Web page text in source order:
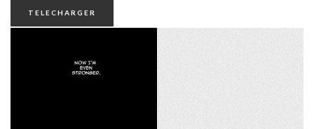
TELECHARGER